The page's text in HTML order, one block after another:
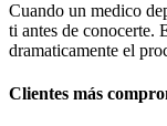
Cuando un medico
ti antes de conocerte.
dramaticamente el
Clientes más